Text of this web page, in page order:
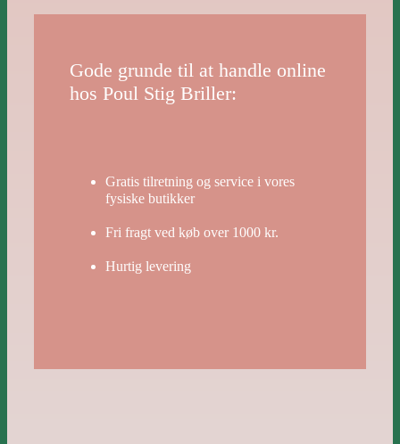
Gode grunde til at handle online
hos Poul Stig Briller:
Gratis tilretning og service i vores
fysiske butikker
Fri fragt ved køb over 1000 kr.
Hurtig levering